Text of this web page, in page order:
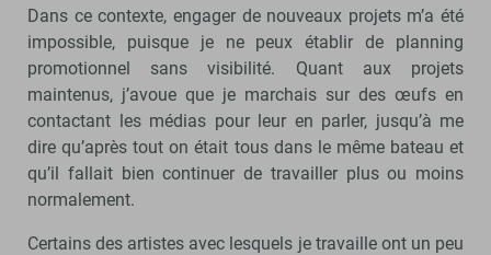
Dans ce contexte, engager de nouveaux projets m’a été
impossible, puisque je ne peux établir de planning
promotionnel sans visibilité. Quant aux projets
maintenus, j’avoue que je marchais sur des œufs en
contactant les médias pour leur en parler, jusqu’à me
dire qu’après tout on était tous dans le même bateau et
qu’il fallait bien continuer de travailler plus ou moins
normalement.
Certains des artistes avec lesquels je travaille ont un peu